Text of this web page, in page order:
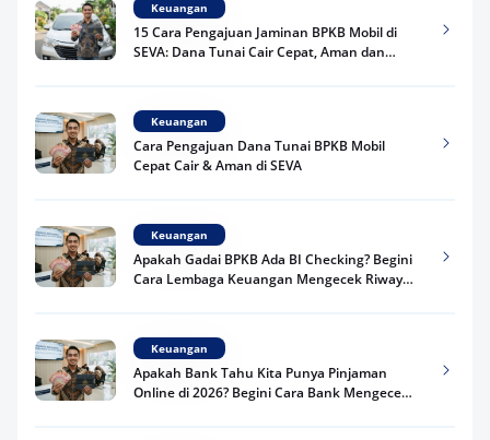
Keuangan
15 Cara Pengajuan Jaminan BPKB Mobil di
SEVA: Dana Tunai Cair Cepat, Aman dan
Keuangan
Cara Pengajuan Dana Tunai BPKB Mobil
Cepat Cair & Aman di SEVA
Keuangan
Apakah Gadai BPKB Ada BI Checking? Begini
Cara Lembaga Keuangan Mengecek Riwayat
Keuangan
Apakah Bank Tahu Kita Punya Pinjaman
Online di 2026? Begini Cara Bank Mengecek